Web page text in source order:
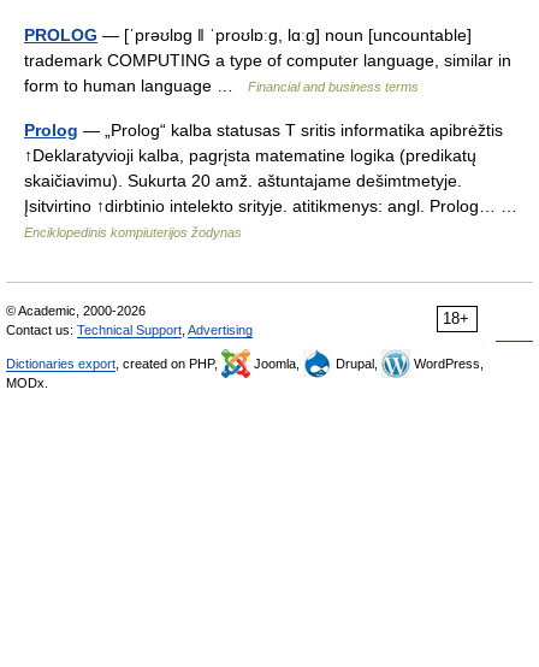
PROLOG — [ˈprəʊlɒg ǁ ˈproʊlɒːg, lɑːg] noun [uncountable]
trademark COMPUTING a type of computer language, similar in
form to human language …
Financial and business terms
Prolog — „Prolog“ kalba statusas T sritis informatika apibrėžtis
↑Deklaratyvioji kalba, pagrįsta matematine logika (predikatų
skaičiavimu). Sukurta 20 amž. aštuntajame dešimtmetyje.
Įsitvirtino ↑dirbtinio intelekto srityje. atitikmenys: angl. Prolog… …
Enciklopedinis kompiuterijos žodynas
18+
© Academic, 2000-2026
Contact us: Technical Support Advertising
Dictionaries export , created on PHP, Joomla, Drupal,
WordPress,
MODx.